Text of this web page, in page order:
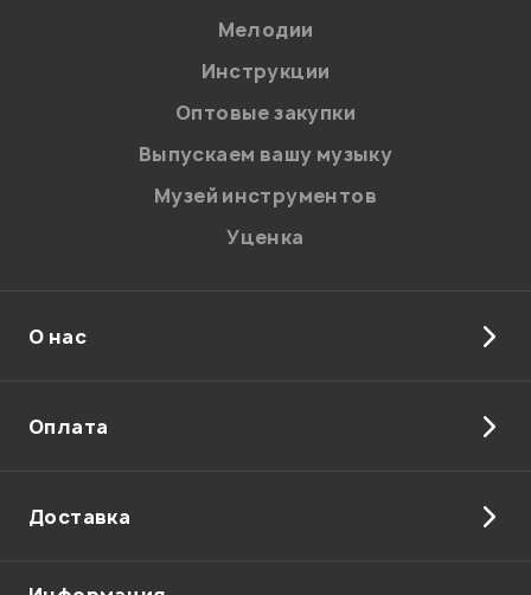
на обработку персональных данных в
Политикой в отношении обработки
персональных данных.
Введите проверочное число:
Отправить
Мелодии
Инструкции
Оптовые закупки
Выпускаем вашу музыку
Музей инструментов
Уценка
О нас
Оплата
Доставка